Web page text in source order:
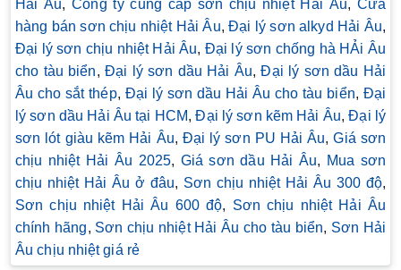
Hải Âu,Công ty cung cấp sơn chịu nhiệt Hải Âu, Cửa
hàng bán sơn chịu nhiệt Hải Âu,Đại lý sơn alkyd Hải Âu,
Đại lý sơn chịu nhiệt Hải Âu, Đại lý sơn chống hà HẢi Âu
cho tàu biển, Đại lý sơn dầu Hải Âu,Đại lý sơn dầu Hải
Âu cho sắt thép, Đại lý sơn dầu Hải Âu cho tàu biển, Đại
lý sơn dầu Hải Âu tại HCM,Đại lý sơn kẽm Hải Âu,Đại lý
sơn lót giàu kẽm Hải Âu, Đại lý sơn PU Hải Âu,Giá sơn
chịu nhiệt Hải Âu 2025, Giá sơn dầu Hải Âu, Mua sơn
chịu nhiệt Hải Âu ở đâu, Sơn chịu nhiệt Hải Âu 300 độ,
Sơn chịu nhiệt Hải Âu 600 độ, Sơn chịu nhiệt Hải Âu
chính hãng, Sơn chịu nhiệt Hải Âu cho tàu biển, Sơn Hải
Âu chịu nhiệt giá rẻ